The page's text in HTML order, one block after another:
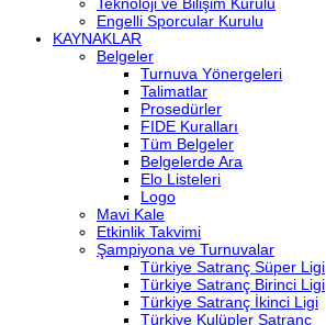
Engelli Sporcular Kurulu
KAYNAKLAR
Belgeler
Turnuva Yönergeleri
Talimatlar
Prosedürler
FIDE Kuralları
Tüm Belgeler
Belgelerde Ara
Elo Listeleri
Logo
Mavi Kale
Etkinlik Takvimi
Şampiyona ve Turnuvalar
Türkiye Satranç Süper Ligi
Türkiye Satranç Birinci Ligi
Türkiye Satranç İkinci Ligi
Türkiye Kulüpler Satranç